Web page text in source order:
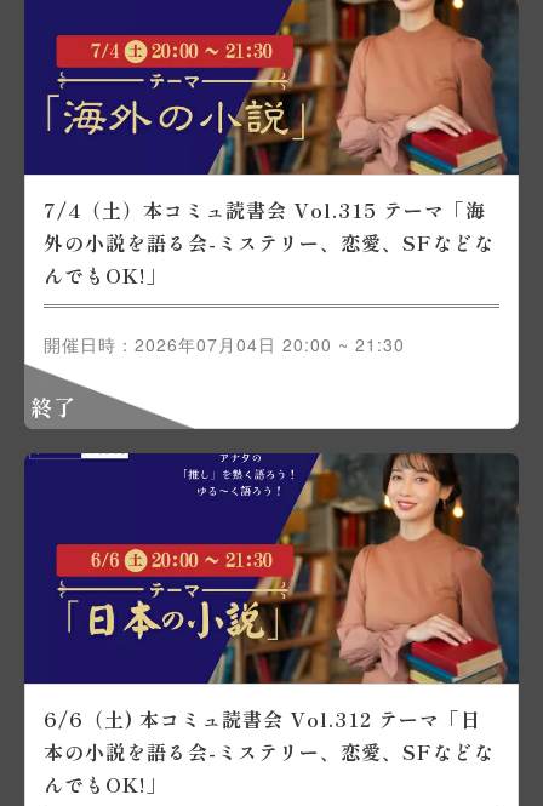
7/4（土）本コミュ読書会 Vol.315 テーマ「海
外の小説を語る会-ミステリー、恋愛、SFなどな
んでもOK!」
開催日時：2026年07月04日 20:00 ~ 21:30
終了
6/6（土) 本コミュ読書会 Vol.312 テーマ「日
本の小説を語る会-ミステリー、恋愛、SFなどな
んでもOK!」